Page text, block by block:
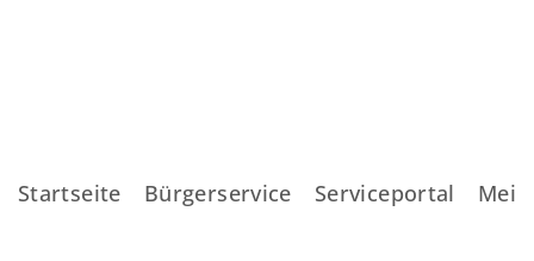
Startseite Bürgerservice Serviceportal